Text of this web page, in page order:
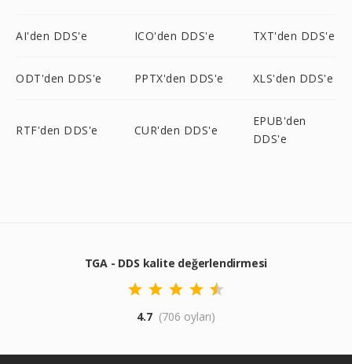
AI'den DDS'e ICO'den DDS'e TXT'den DDS'e
ODT'den DDS'e PPTX'den DDS'e XLS'den DDS'e
RTF'den DDS'e CUR'den DDS'e
EPUB'den
DDS'e
TGA - DDS kalite değerlendirmesi
4.7 (706 oyları)